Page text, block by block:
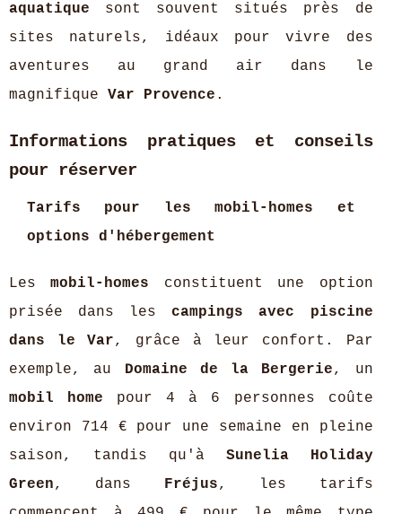
aquatique sont souvent situés près de
sites naturels, idéaux pour vivre des
aventures au grand air dans le
magnifique Var Provence .
Informations pratiques et conseils
pour réserver
Tarifs pour les mobil-homes et
options d'hébergement
Lesmobil-homes constituent une option
prisée dans lescampings avec piscine
dans le Var, grâce à leur confort. Par
exemple, au Domaine de la Bergerie, un
mobil home pour 4 à 6 personnes coûte
environ 714 € pour une semaine en pleine
saison, tandis qu'à Sunelia Holiday
Green, dans Fréjus, les tarifs